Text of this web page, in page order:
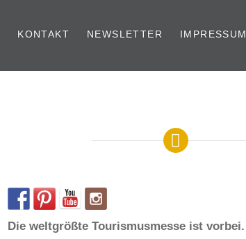
KONTAKT NEWSLETTER IMPRESSUM
Die weltgrößte Tourismusmesse ist vorbei.